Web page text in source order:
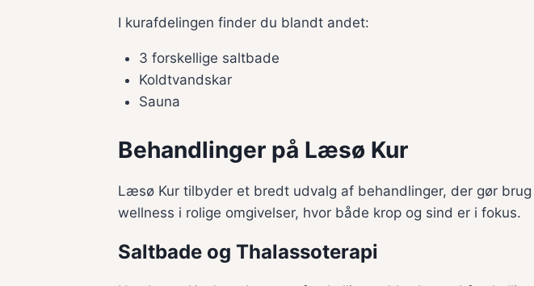
I kurafdelingen finder du blandt andet:
3 forskellige saltbade
Koldtvandskar
Sauna
Behandlinger på Læsø Kur
Læsø Kur tilbyder et bredt udvalg af behandlinger, der gør
wellness i rolige omgivelser, hvor både krop og sind er i fokus.
Saltbade og Thalassoterapi